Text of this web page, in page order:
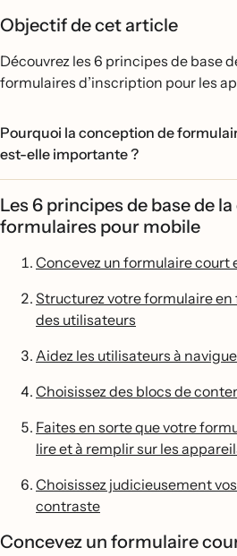
Objectif de cet article
Découvrez les 6 principes de base
formulaires d’inscription pour les
Pourquoi la conception de
est-elle importante ?
Les 6 principes de base de
formulaires pour mobile
Concevez un formulaire court
Structurez votre formulaire
des utilisateurs
Aidez les utilisateurs à
Choisissez des blocs de
Faites en sorte que votre
lire et à remplir sur les
Choisissez judicieusement
contraste
Concevez un formulaire